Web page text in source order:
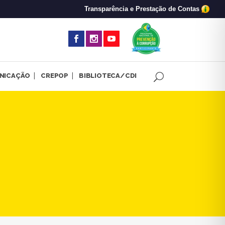
Transparência e Prestação de Contas
CREPOP BIBLIOTECA/CDI
da Mina do